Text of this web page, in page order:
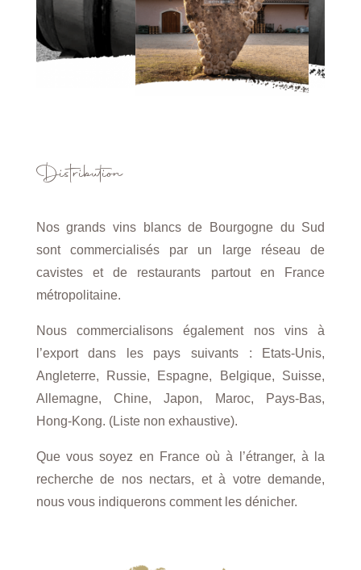
Distribution
Nos grands vins blancs de Bourgogne du Sud
sont commercialisés par un large réseau de
cavistes et de restaurants partout en France
métropolitaine.
Nous commercialisons également nos vins à
l’export dans les pays suivants : Etats-Unis,
Angleterre, Russie, Espagne, Belgique, Suisse,
Allemagne, Chine, Japon, Maroc, Pays-Bas,
Hong-Kong. (Liste non exhaustive).
Que vous soyez en France où à l’étranger, à la
recherche de nos nectars, et à votre demande,
nous vous indiquerons comment les dénicher.